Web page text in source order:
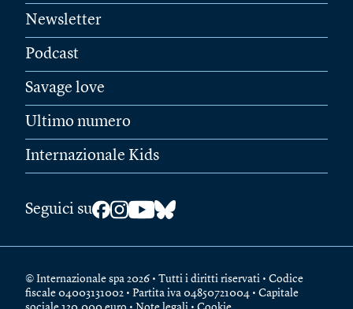
Newsletter
Podcast
Savage love
Ultimo numero
Internazionale Kids
Seguici su
© Internazionale spa 2026 • Tutti i diritti riservati • Codice
fiscale 04003131002 • Partita iva 04850721004 • Capitale